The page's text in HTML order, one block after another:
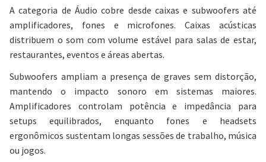
A categoria de Áudio cobre desde caixas e subwoofers até
amplificadores, fones e microfones. Caixas acústicas
distribuem o som com volume estável para salas de estar,
restaurantes, eventos e áreas abertas.
Subwoofers ampliam a presença de graves sem distorção,
mantendo o impacto sonoro em sistemas maiores.
Amplificadores controlam potência e impedância para
setups equilibrados, enquanto fones e headsets
ergonômicos sustentam longas sessões de trabalho, música
ou jogos.